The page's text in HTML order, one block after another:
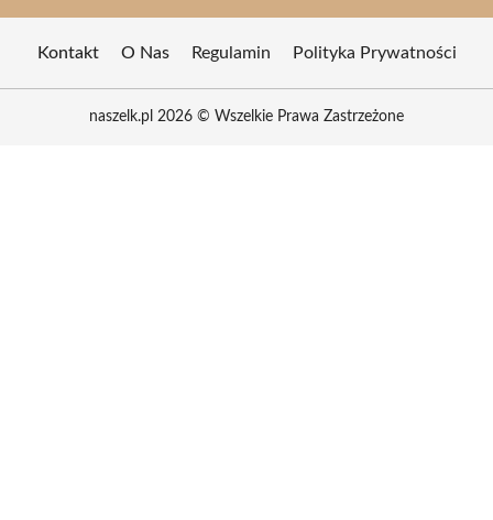
Kontakt O Nas Regulamin Polityka Prywatności
naszelk.pl 2026 © Wszelkie Prawa Zastrzeżone